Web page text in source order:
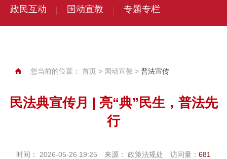
政民互动 国动宣教 专题专栏
您当前的位置： 首页 > 国动宣教 > 普法宣传
民法典宣传月 | 亮“典”民生，普法先
行
时间： 2026-05-26 19:25 来源： 政策法规处 访问量： 681